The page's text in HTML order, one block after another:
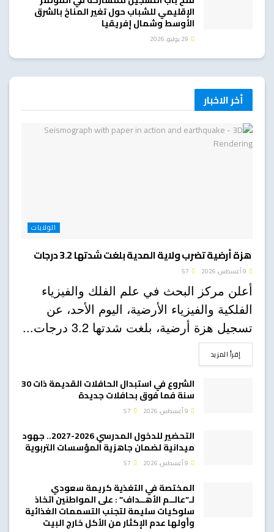
الإقليمي للشباب حول تغير المناخ بالشرق
الأوسط وشمال إفريقيا
أخر الاخبار
الولايات
هزة أرضية تضرب ولاية المدية بلغت شدتها 3.2 درجات
أعلن مركز البحث في علم الفلك والفيزياء
الفلكية والفيزياء الأرضية، اليوم الأحد، عن
تسجيل هزة أرضية، بلغت شدتها 3.2 درجات...
إقرأ المزيدDETAILS
الشروع في استبدال الحافلات القديمة ذات 30
سنة فما فوق بحافلات جديدة
التحضير للدخول المدرسي 2026-2027.. جهود
ميدانية لضمان جاهزية المؤسسات التربوية
المختصة في التغذية كريمة سعودي
لـ”عالــم الأهــداف” : على المواطنين اتخاذ
سلوكيات سليمة لتجنب التسممات الغذائية
وأولها عدم الإكثار من الأكل خارج البيت